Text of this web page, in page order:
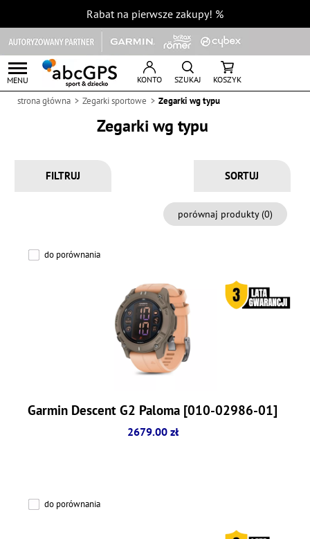
Rabat na pierwsze zakupy! %
MENU KONTO SZUKAJ KOSZYK
strona główna Zegarki sportowe Zegarki wg typu
Zegarki wg typu
FILTRUJ
porównaj produkty (0)
do porównania
Garmin Descent G2 Paloma [010-02986-01]
2679.00 zł
do porównania